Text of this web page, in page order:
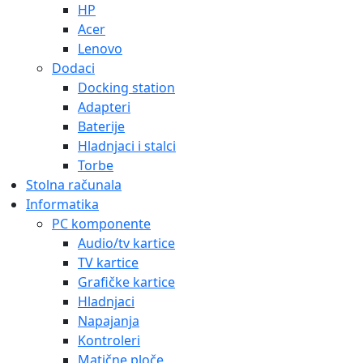
HP
Acer
Lenovo
Dodaci
Docking station
Adapteri
Baterije
Hladnjaci i stalci
Torbe
Stolna računala
Informatika
PC komponente
Audio/tv kartice
TV kartice
Grafičke kartice
Hladnjaci
Napajanja
Kontroleri